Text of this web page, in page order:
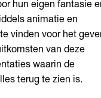
hun eigen fantasie
animatie en
vinden voor het
van deze
waarin de
terug te zien is.